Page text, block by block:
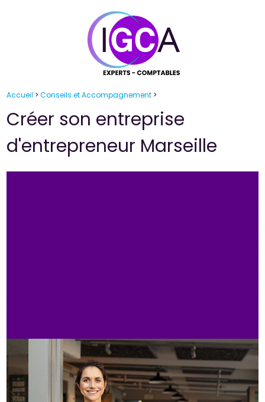
Accueil >Conseils et Accompagnement >
Créer son entreprise
d'entrepreneur Marseille